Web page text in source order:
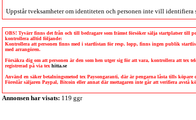
Uppstår tveksamheter om identiteten och personen inte vill identifiera
OBS! Tyvärr finns det från och till bedragare som främst försöker sälja startplatser till
kontrollera alltid följande:
Kontrollera att personen finns med i startlistan för resp. lopp, finns ingen publik
med arrangören.
Försäkra dig om att personen är den som hen utger sig för att vara, kontrollera att tex
registrerad på via tex hitta.se
Använd en säker betalningsmetod tex Paysongaranti, där är pengarna låsta tills köpare
Föreslår säljaren Paypal, Bitcoin eller annat där mottagaren inte går att verifiera avstå
Annonsen har visats: 119 ggr